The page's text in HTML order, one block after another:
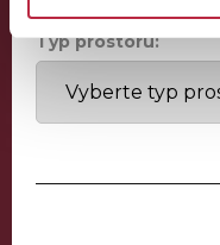
Typ prostoru: